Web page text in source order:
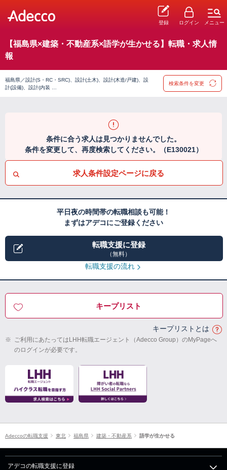
登録 ログイン メニュー
【福島県×建築・不動産系×語学が生かせる】転職・求人情
報
福島県／設計(S・RC・SRC)、設計(土木)、設計(木造/戸建)、設
計(設備)、設計(内装 …
検索条件を変更
条件に合う求人は見つかりませんでした。
条件を変更して、再度検索してください。（E130021）
求人条件設定ページに戻る
平日夜の時間帯の転職相談も可能！
まずはアデコにご登録ください
転職支援に登録
（無料）
転職支援の流れ
キープリスト
キープリストとは
※ ご利用にあたってはLHH転職エージェント（Adecco Group）のMyPageへ
のログインが必要です。
Adeccoの転職支援 東北 福島県 建築・不動産系 語学が生かせる
アデコの転職支援に登録